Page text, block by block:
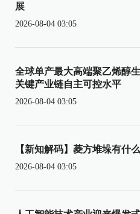
展
2026-08-04 03:05
全球单产最大高端聚乙烯醇
关键产业链自主可控水平
2026-08-04 03:05
【新知解码】菱方堆垛有什
2026-08-04 03:05